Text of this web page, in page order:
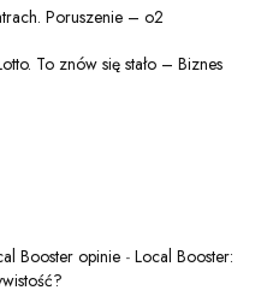
Poruszenie – o2
To znów się stało – Biznes
Booster opinie - Local Booster: